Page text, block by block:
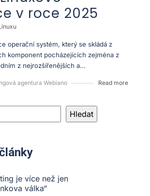
v roce 2025
operační systém, který se skládá z
komponent pocházejících zejména z
z nejrozšířenějších a...
agentura Webiano Read more
Hledat
je více než jen
válka“